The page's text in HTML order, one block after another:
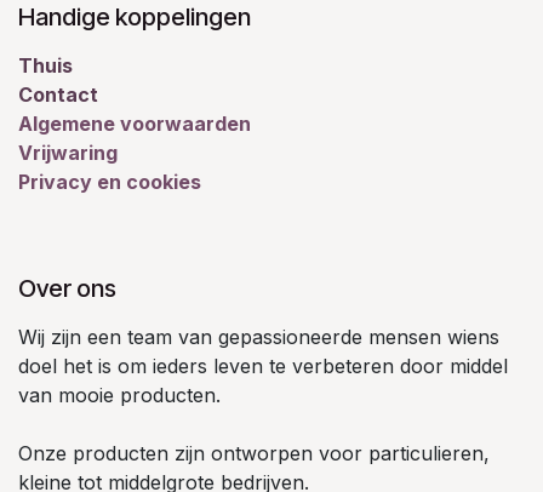
Handige koppelingen
Thuis
Contact
Algemene voorwaarden
Vrijwaring
Privacy en cookies
Over ons
Wij zijn een team van gepassioneerde mensen wiens
doel het is om ieders leven te verbeteren door middel
van mooie producten.
Onze producten zijn ontworpen voor particulieren,
kleine tot middelgrote bedrijven.